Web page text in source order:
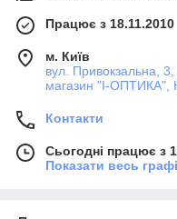
Працює з 18.11.2010
м. Київ
вул. Привокзальна, 3,
магазин "I-ОПТИКА",
Контакти
Сьогодні працює з
Показати весь